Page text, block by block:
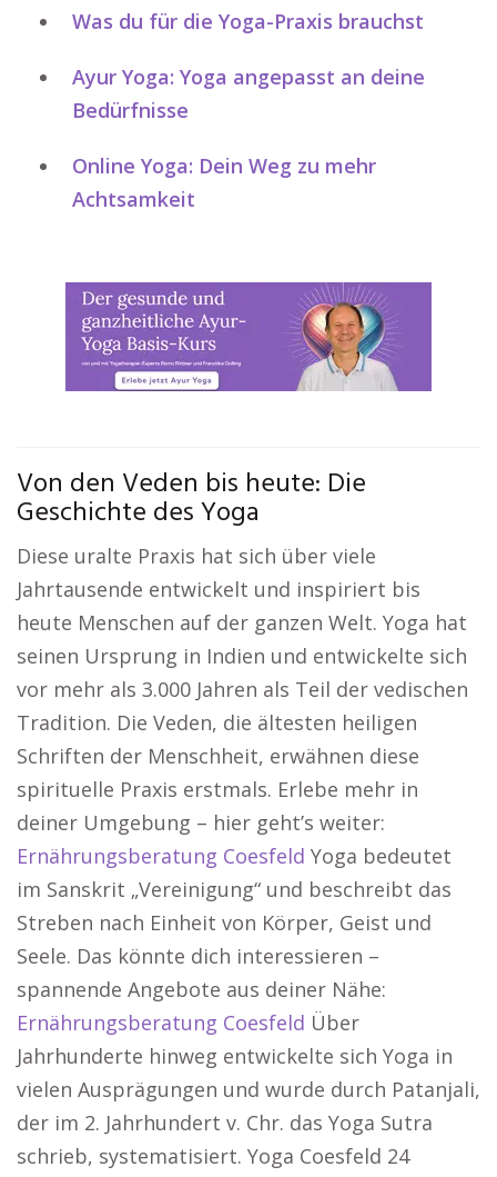
Was du für die Yoga-Praxis brauchst
Ayur Yoga: Yoga angepasst an deine
Bedürfnisse
Online Yoga: Dein Weg zu mehr
Achtsamkeit
Von den Veden bis heute: Die
Geschichte des Yoga
Diese uralte Praxis hat sich über viele
Jahrtausende entwickelt und inspiriert bis
heute Menschen auf der ganzen Welt. Yoga hat
seinen Ursprung in Indien und entwickelte sich
vor mehr als 3.000 Jahren als Teil der vedischen
Tradition. Die Veden, die ältesten heiligen
Schriften der Menschheit, erwähnen diese
spirituelle Praxis erstmals. Erlebe mehr in
deiner Umgebung – hier geht’s weiter:
Ernährungsberatung Coesfeld Yoga bedeutet
im Sanskrit „Vereinigung“ und beschreibt das
Streben nach Einheit von Körper, Geist und
Seele. Das könnte dich interessieren –
spannende Angebote aus deiner Nähe:
Ernährungsberatung Coesfeld Über
Jahrhunderte hinweg entwickelte sich Yoga in
vielen Ausprägungen und wurde durch Patanjali,
der im 2. Jahrhundert v. Chr. das Yoga Sutra
schrieb, systematisiert. Yoga Coesfeld 24